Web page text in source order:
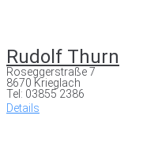
Rudolf Thurn
Roseggerstraße 7
8670 Krieglach
Tel: 03855 2386
Details